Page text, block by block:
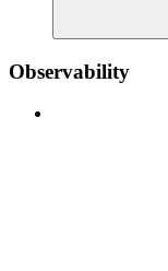
Observability